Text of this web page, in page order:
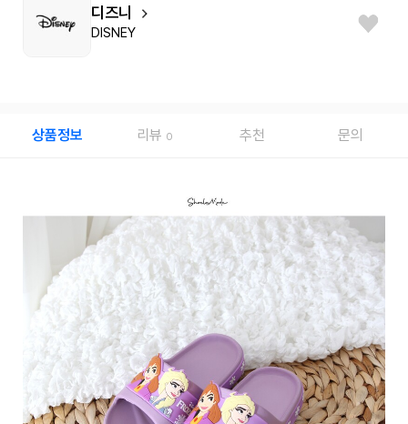
디즈니
DISNEY
상품정보 리뷰 0 추천 문의